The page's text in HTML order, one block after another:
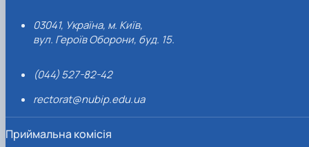
03041, Україна, м. Київ,
вул. Героїв Оборони, буд. 15.
(044) 527-82-42
rectorat@nubip.edu.ua
Приймальна комісія